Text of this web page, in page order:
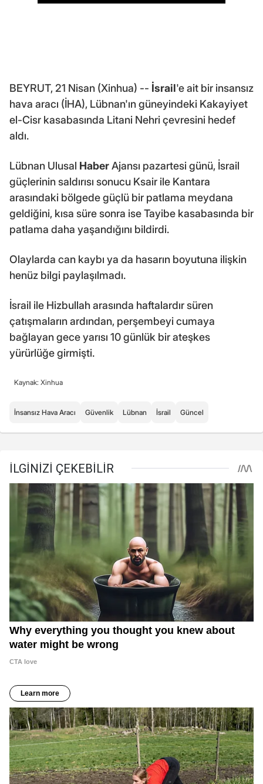
BEYRUT, 21 Nisan (Xinhua) -- İsrail'e ait bir insansız
hava aracı (İHA), Lübnan'ın güneyindeki Kakayiyet
el-Cisr kasabasında Litani Nehri çevresini hedef
aldı.
Lübnan Ulusal HaberAjansı pazartesi günü, İsrail
güçlerinin saldırısı sonucu Ksair ile Kantara
arasındaki bölgede güçlü bir patlama meydana
geldiğini, kısa süre sonra ise Tayibe kasabasında bir
patlama daha yaşandığını bildirdi.
Olaylarda can kaybı ya da hasarın boyutuna ilişkin
henüz bilgi paylaşılmadı.
İsrail ile Hizbullah arasında haftalardır süren
çatışmaların ardından, perşembeyi cumaya
bağlayan gece yarısı 10 günlük bir ateşkes
yürürlüğe girmişti.
Kaynak: Xinhua
İnsansız Hava Aracı Güvenlik Lübnan İsrail Güncel